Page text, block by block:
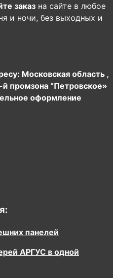
заказ на сайте в любое
и ночи, без выходных и
Московская область ,
промзона “Петровское»
оформление
панелей
АРГУС в одной